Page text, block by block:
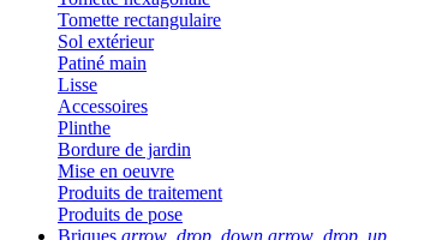
Tomette rectangulaire
Sol extérieur
Patiné main
Lisse
Accessoires
Plinthe
Bordure de jardin
Mise en oeuvre
Produits de traitement
Produits de pose
Briques arrow_drop_down arrow_drop_up